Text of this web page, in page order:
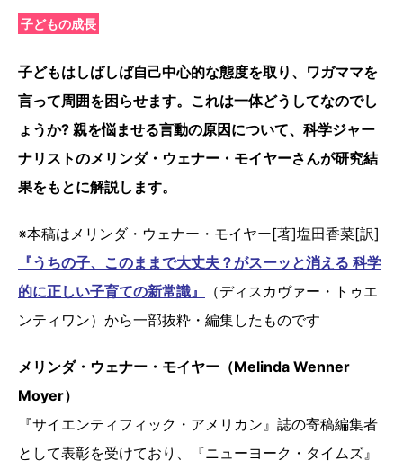
子どもの成長
子どもはしばしば自己中心的な態度を取り、ワガママを
言って周囲を困らせます。これは一体どうしてなのでし
ょうか? 親を悩ませる言動の原因について、科学ジャー
ナリストのメリンダ・ウェナー・モイヤーさんが研究結
果をもとに解説します。
※本稿はメリンダ・ウェナー・モイヤー[著]塩田香菜[訳]
『うちの子、このままで大丈夫？がスーッと消える 科学
的に正しい子育ての新常識』
（ディスカヴァー・トゥエ
ンティワン）から一部抜粋・編集したものです
メリンダ・ウェナー・モイヤー（Melinda Wenner
Moyer）
『サイエンティフィック・アメリカン』誌の寄稿編集者
として表彰を受けており、『ニューヨーク・タイムズ』